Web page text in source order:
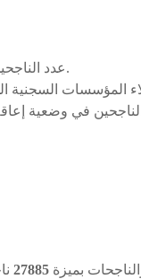
عددمترشحا.
المؤسسات السجنية
في وضعية
بميزة 27885